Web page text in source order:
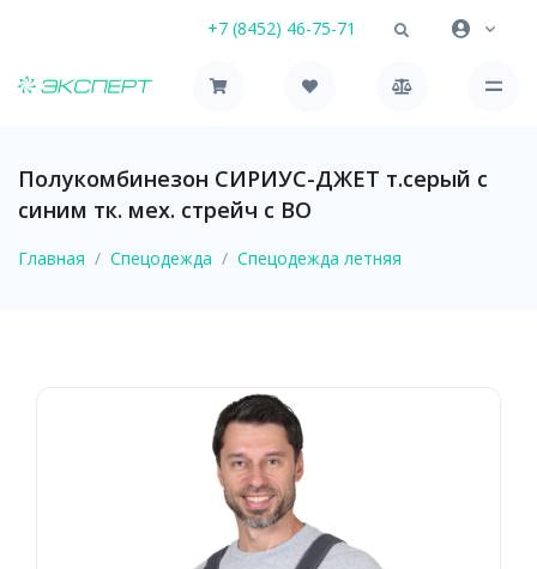
+7 (8452) 46-75-71
Полукомбинезон СИРИУС-ДЖЕТ т.серый с
синим тк. мех. стрейч с ВО
Главная Спецодежда Спецодежда летняя